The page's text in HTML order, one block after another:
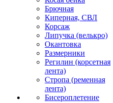
Брючная
Киперная, СВЛ
Корсаж
Липучка (велькро)
Окантовка
Размерники
Регилин (корсетная
лента)
Стропа (ременная
лента)
Бисероплетение